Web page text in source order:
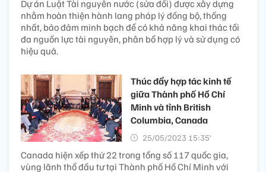
Dự án Luật Tài nguyên nước (sửa đổi) được xây dựng
nhằm hoàn thiện hành lang pháp lý đồng bộ, thống
nhất, bảo đảm minh bạch để có khả năng khai thác tối
đa nguồn lực tài nguyên, phân bổ hợp lý và sử dụng có
hiệu quả.
Thúc đẩy hợp tác kinh tế
giữa Thành phố Hồ Chí
Minh và tỉnh British
Columbia, Canada
25/05/2023 15:35’
Canada hiện xếp thứ 22 trong tổng số 117 quốc gia,
vùng lãnh thổ đầu tư tại Thành phố Hồ Chí Minh với